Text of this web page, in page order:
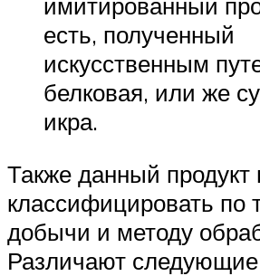
есть, полученный
искусственным
белковая, или же
икра.
Также данный
классифицировать по
добычи и методу
Различают